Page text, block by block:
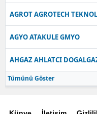
AGROT AGROTECH
AGYO ATAKULE GMYO
AHGAZ AHLATCI
Tümünü Göster